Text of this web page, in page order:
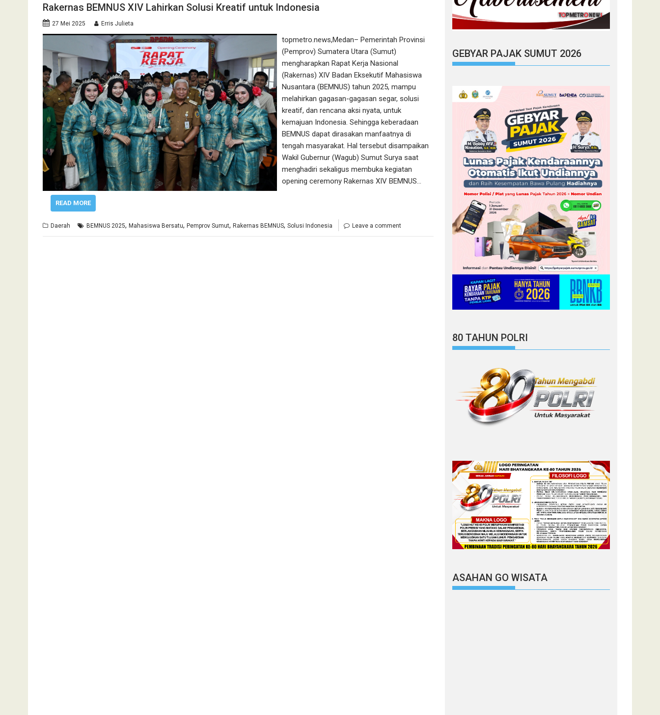
Rakernas BEMNUS XIV Lahirkan Solusi Kreatif untuk Indonesia
27 Mei 2025 Erris Julieta
topmetro.news,Medan– Pemerintah Provinsi
(Pemprov) Sumatera Utara (Sumut)
mengharapkan Rapat Kerja Nasional
(Rakernas) XIV Badan Eksekutif Mahasiswa
Nusantara (BEMNUS) tahun 2025, mampu
melahirkan gagasan-gagasan segar, solusi
kreatif, dan rencana aksi nyata, untuk
kemajuan Indonesia. Sehingga keberadaan
BEMNUS dapat dirasakan manfaatnya di
tengah masyarakat. Hal tersebut disampaikan
Wakil Gubernur (Wagub) Sumut Surya saat
menghadiri sekaligus membuka kegiatan
opening ceremony Rakernas XIV BEMNUS…
READ MORE
Daerah BEMNUS 2025, Mahasiswa Bersatu, Pemprov Sumut, Rakernas BEMNUS, Solusi Indonesia Leave a comment
GEBYAR PAJAK SUMUT 2026
80 TAHUN POLRI
ASAHAN GO WISATA